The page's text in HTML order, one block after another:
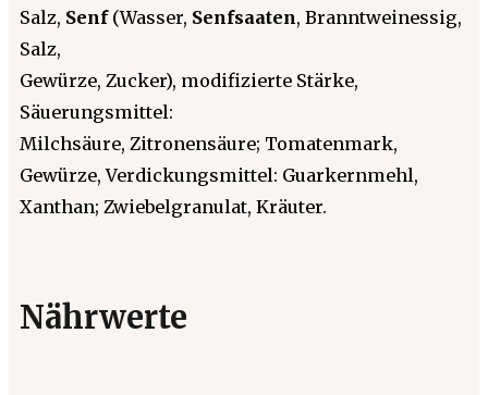
Salz, Senf (Wasser, Senfsaaten, Branntweinessig,
Salz,
Gewürze, Zucker), modifizierte Stärke,
Säuerungsmittel:
Milchsäure, Zitronensäure; Tomatenmark,
Gewürze, Verdickungsmittel: Guarkernmehl,
Xanthan; Zwiebelgranulat, Kräuter.
Nährwerte